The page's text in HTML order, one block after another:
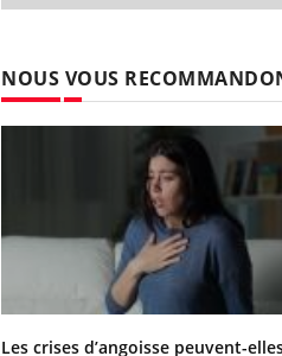
NOUS VOUS
Les crises d’angoisse peuvent-